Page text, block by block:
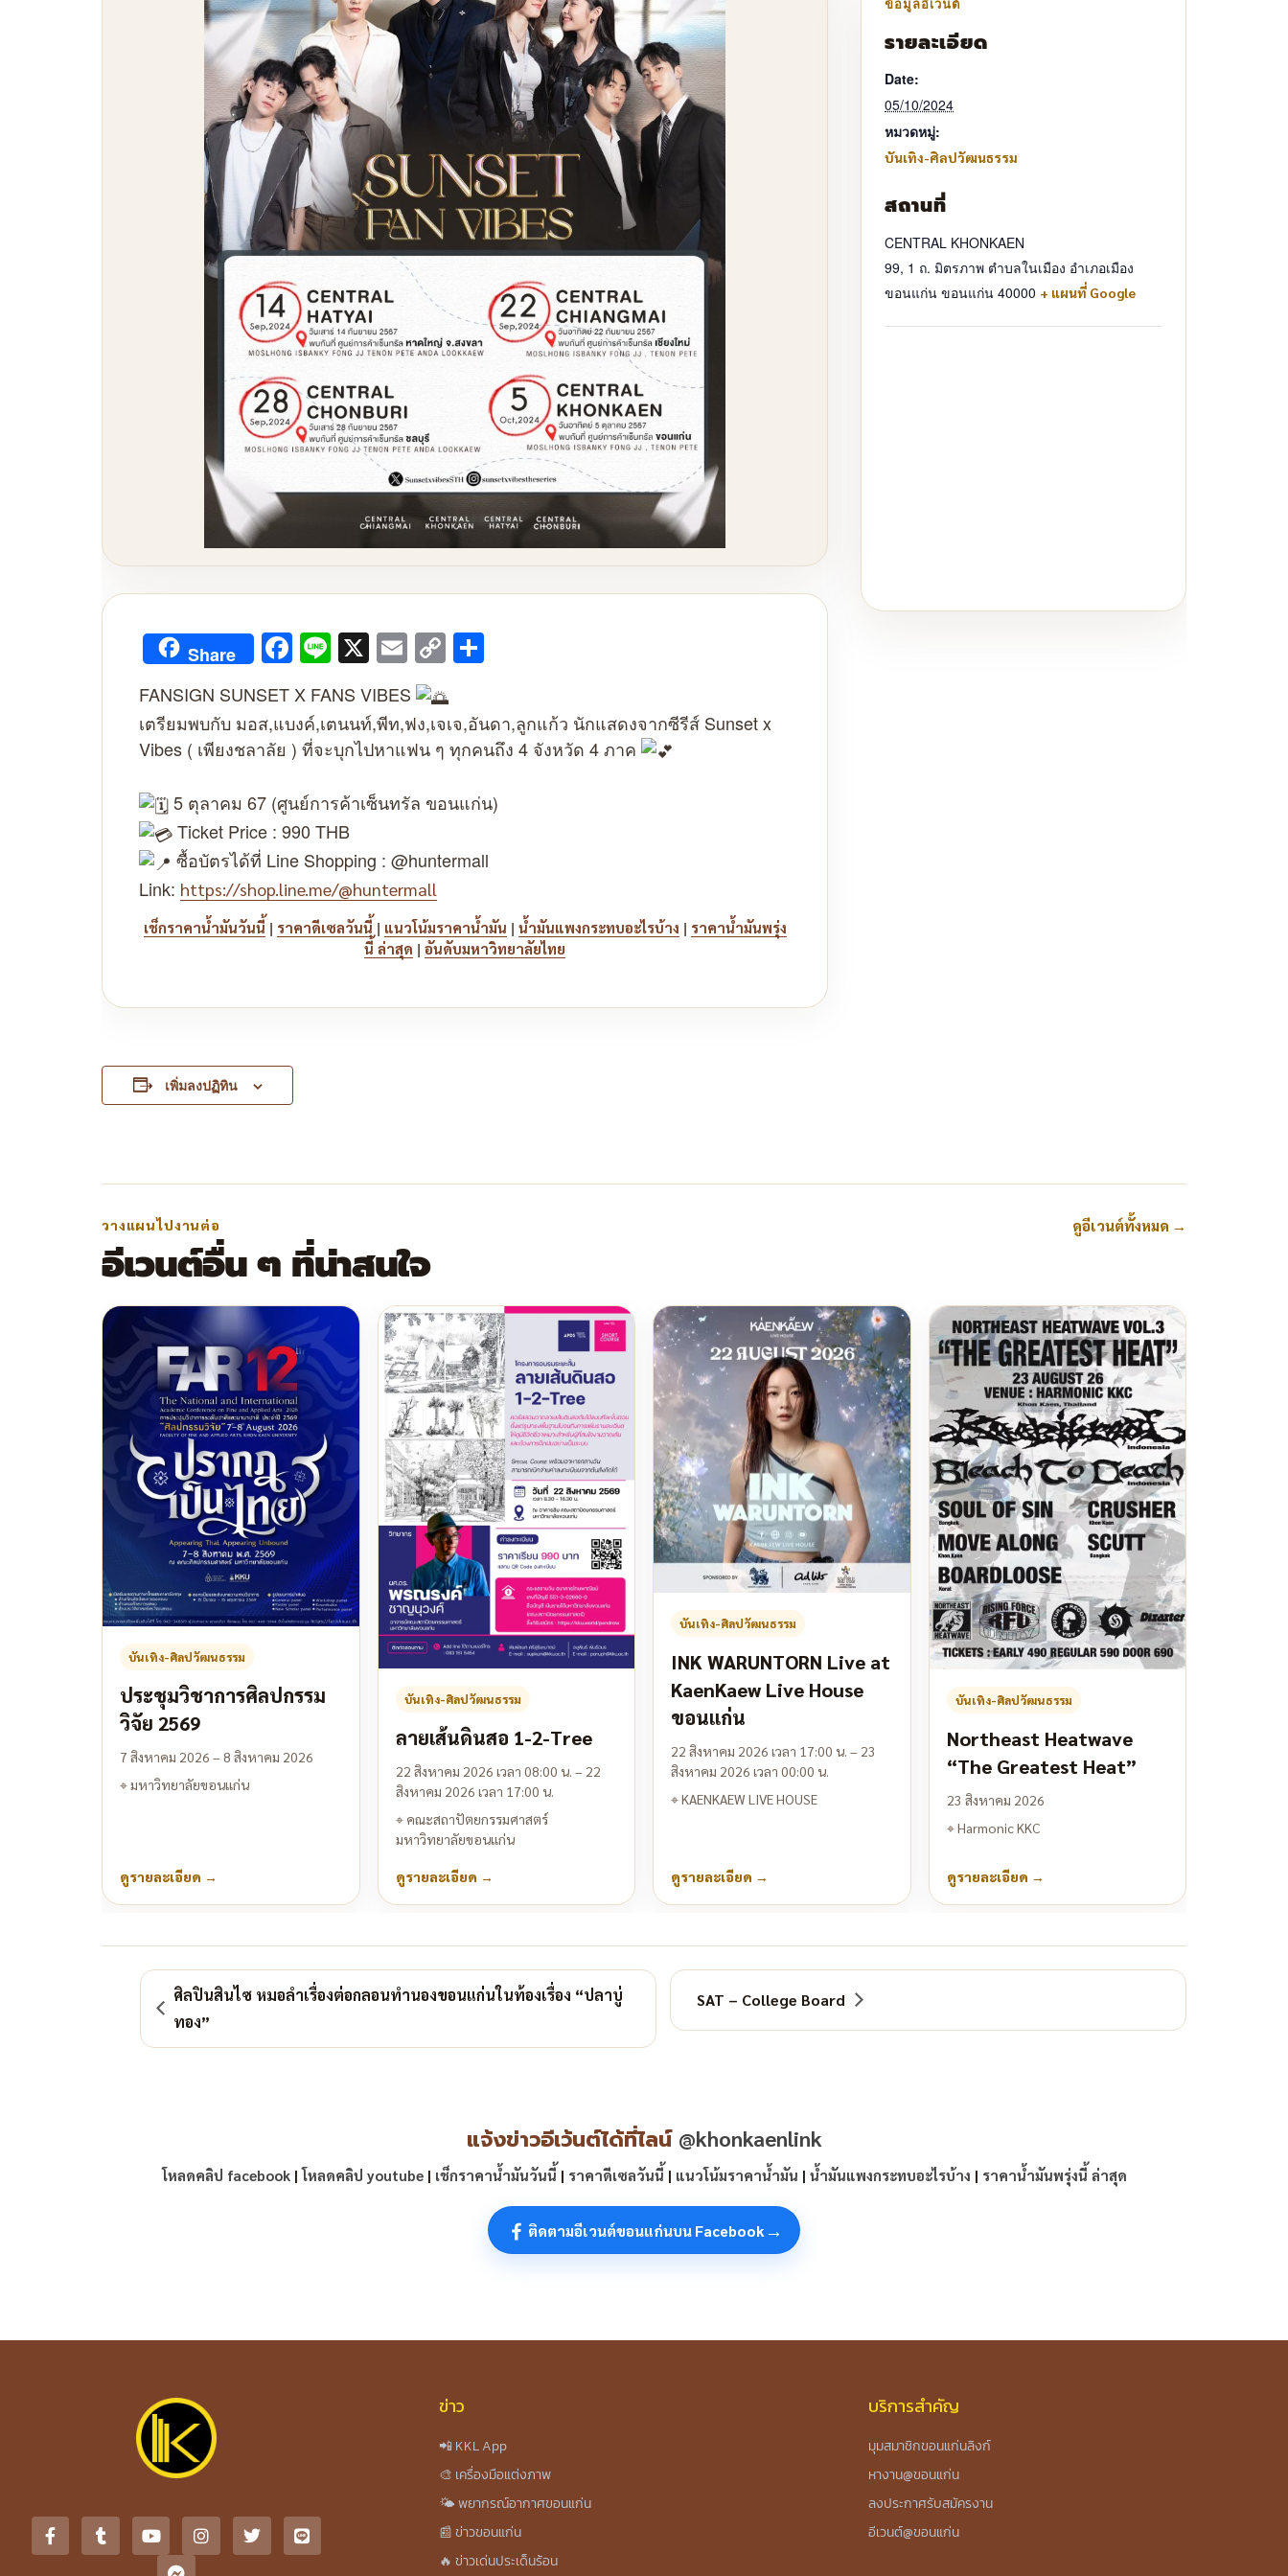
Share Facebook
Line
X Email
Copy
FANSIGN SUNSET X FANS VIBES
เตรียมพบกับ มอส,แบงค์,เตนนท์,พีท,ฟง,เจเจ,อันดา,ลูกแก้ว นักแสดงจากซีรีส์ Sunset x
Vibes ( เพียงชลาลัย ) ที่จะบุกไปหาแฟน ๆ ทุกคนถึง 4 จังหวัด 4 ภาค
5 ตุลาคม 67 (ศูนย์การค้าเซ็นทรัล ขอนแก่น)
Ticket Price : 990 THB
ซื้อบัตรได้ที่ Line Shopping : @huntermall
Link: https://shop.line.me/@huntermall
เช็กราคาน้ำมันวันนี้ | ราคาดีเซลวันนี้ | แนวโน้มราคาน้ำมัน | น้ำมันแพงกระทบอะไรบ้าง | ราคาน้ำมันพรุ่ง
นี้ ล่าสุด | อันดับมหาวิทยาลัยไทย
เพิ่มลงปฏิทิน
วางแผนไปงานต่อ
อีเวนต์อื่น ๆ ที่น่าสนใจ
ดูอีเวนต์ทั้งหมด →
บันเทิง-ศิลปวัฒนธรรม
ประชุมวิชาการศิลปกรรม
วิจัย 2569
7 สิงหาคม 2026 – 8 สิงหาคม 2026
⌖มหาวิทยาลัยขอนแก่น
ดูรายละเอียด →
บันเทิง-ศิลปวัฒนธรรม
ลายเส้นดินสอ 1-2-Tree
22 สิงหาคม 2026 เวลา 08:00 น. – 22
สิงหาคม 2026 เวลา 17:00 น.
⌖คณะสถาปัตยกรรมศาสตร์
มหาวิทยาลัยขอนแก่น
ดูรายละเอียด →
บันเทิง-ศิลปวัฒนธรรม
INK WARUNTORN Live at
KaenKaew Live House
ขอนแก่น
22 สิงหาคม 2026 เวลา 17:00 น. – 23
สิงหาคม 2026 เวลา 00:00 น.
⌖KAENKAEW LIVE HOUSE
ดูรายละเอียด →
บันเทิง-ศิลปวัฒนธรรม
Northeast Heatwave
“The Greatest Heat”
23 สิงหาคม 2026
⌖Harmonic KKC
ดูรายละเอียด →
รายละเอียด
Date:
05/10/2024
หมวดหมู่:
บันเทิง-ศิลปวัฒนธรรม
สถานที่
CENTRAL KHONKAEN
99, 1 ถ. มิตรภาพ ตำบลในเมือง อำเภอเมือง
ขอนแก่น ขอนแก่น 40000 + แผนที่ Google
ศิลปินสินไซ หมอลำเรื่องต่อกลอนทำนองขอนแก่นในท้องเรื่อง “ปลาบู่
ทอง”
SAT – College Board
แจ้งข่าวอีเว้นต์ได้ที่ไลน์ @khonkaenlink
โหลดคลิป facebook|โหลดคลิป youtube| เช็กราคาน้ำมันวันนี้ | ราคาดีเซลวันนี้ | แนวโน้มราคาน้ำมัน | น้ำมันแพงกระทบอะไรบ้าง | ราคาน้ำมันพรุ่งนี้ ล่าสุด
ติดตามอีเวนต์ขอนแก่นบน Facebook →
ข่าว
📲 KKL App
🎨 เครื่องมือแต่งภาพ
🌤️ พยากรณ์อากาศขอนแก่น
📰 ข่าวขอนแก่น
🔥 ข่าวเด่นประเด็นร้อน
บริการสำคัญ
มุมสมาชิกขอนแก่นลิงก์
หางาน@ขอนแก่น
ลงประกาศรับสมัครงาน
อีเวนต์@ขอนแก่น